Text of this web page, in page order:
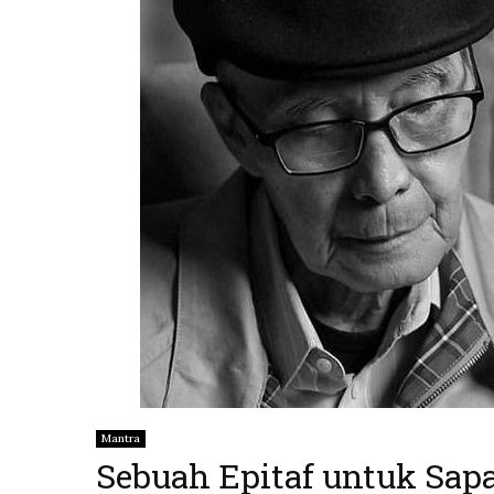
Mantra
Sebuah Epitaf untuk